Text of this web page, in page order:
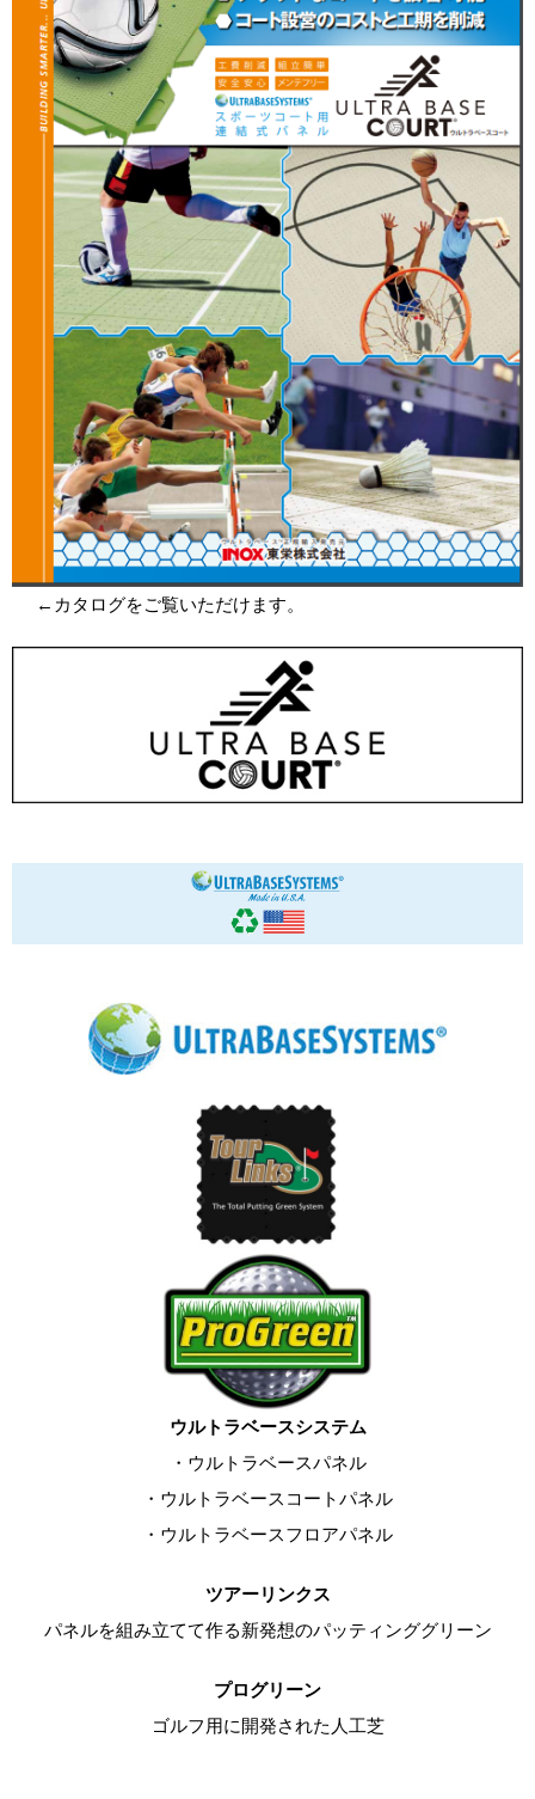
←カタログをご覧いただけます。
ウルトラベースシステム
・ウルトラベースパネル
・ウルトラベースコートパネル
・ウルトラベースフロアパネル
ツアーリンクス
パネルを組み立てて作る新発想のパッティンググリーン
プログリーン
ゴルフ用に開発された人工芝